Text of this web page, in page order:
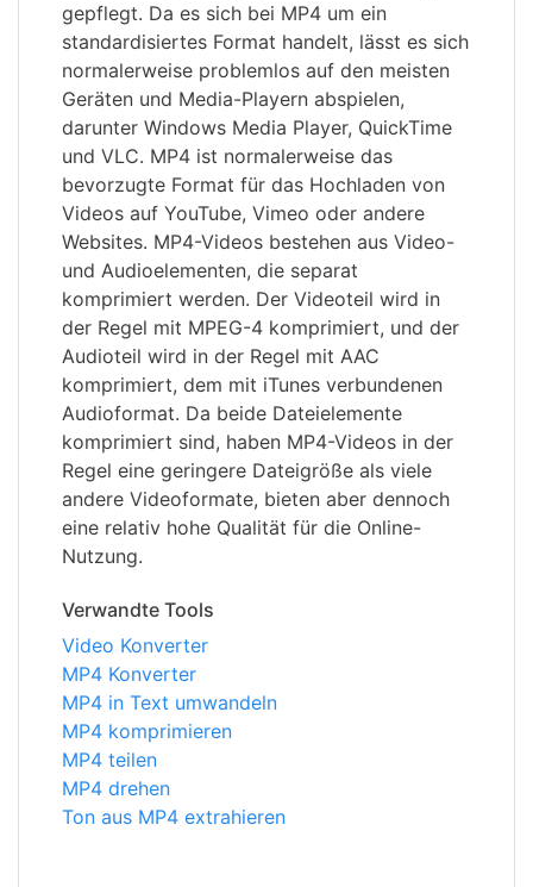
gepflegt. Da es sich bei MP4 um ein
standardisiertes Format handelt, lässt es sich
normalerweise problemlos auf den meisten
Geräten und Media-Playern abspielen,
darunter Windows Media Player, QuickTime
und VLC. MP4 ist normalerweise das
bevorzugte Format für das Hochladen von
Videos auf YouTube, Vimeo oder andere
Websites. MP4-Videos bestehen aus Video-
und Audioelementen, die separat
komprimiert werden. Der Videoteil wird in
der Regel mit MPEG-4 komprimiert, und der
Audioteil wird in der Regel mit AAC
komprimiert, dem mit iTunes verbundenen
Audioformat. Da beide Dateielemente
komprimiert sind, haben MP4-Videos in der
Regel eine geringere Dateigröße als viele
andere Videoformate, bieten aber dennoch
eine relativ hohe Qualität für die Online-
Nutzung.
Verwandte Tools
Video Konverter
MP4 Konverter
MP4 in Text umwandeln
MP4 komprimieren
MP4 teilen
MP4 drehen
Ton aus MP4 extrahieren